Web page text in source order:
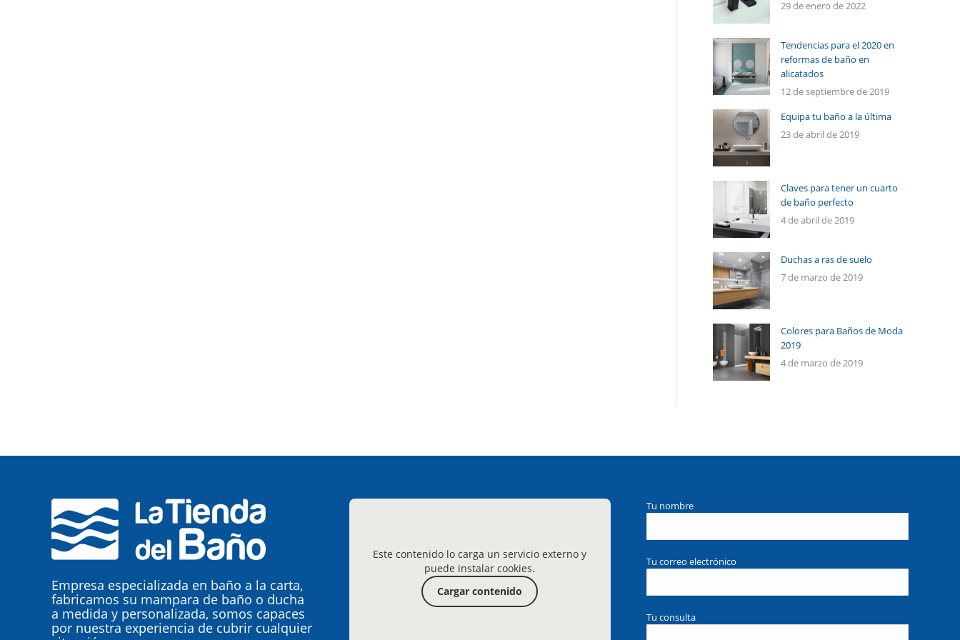
29 de enero de 2022
Tendencias para el 2020 en
reformas de baño en
alicatados
12 de septiembre de 2019
Equipa tu baño a la última
23 de abril de 2019
Claves para tener un cuarto
de baño perfecto
4 de abril de 2019
Duchas a ras de suelo
7 de marzo de 2019
Colores para Baños de Moda
2019
4 de marzo de 2019
Empresa especializada en baño a la carta,
fabricamos su mampara de baño o ducha
a medida y personalizada, somos capaces
por nuestra experiencia de cubrir cualquier
Este contenido lo carga un servicio externo y
puede instalar cookies.
Cargar contenido
Tu nombre
Tu correo electrónico
Tu consulta